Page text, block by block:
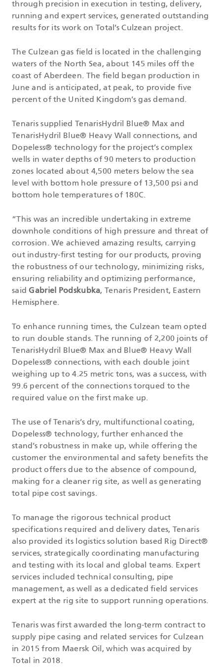
through precision in execution in testing, delivery,
running and expert services, generated outstanding
results for its work on Total’s Culzean project.
The Culzean gas field is located in the challenging
waters of the North Sea, about 145 miles off the
coast of Aberdeen. The field began production in
June and is anticipated, at peak, to provide five
percent of the United Kingdom’s gas demand.
Tenaris supplied TenarisHydril Blue® Max and
TenarisHydril Blue® Heavy Wall connections, and
Dopeless® technology for the project’s complex
wells in water depths of 90 meters to production
zones located about 4,500 meters below the sea
level with bottom hole pressure of 13,500 psi and
bottom hole temperatures of 180C.
“This was an incredible undertaking in extreme
downhole conditions of high pressure and threat of
corrosion. We achieved amazing results, carrying
out industry-first testing for our products, proving
the robustness of our technology, minimizing risks,
ensuring reliability and optimizing performance,
said Gabriel Podskubka, Tenaris President, Eastern
Hemisphere.
To enhance running times, the Culzean team opted
to run double stands. The running of 2,200 joints of
TenarisHydril Blue® Max and Blue® Heavy Wall
Dopeless® connections, with each double joint
weighing up to 4.25 metric tons, was a success, with
99.6 percent of the connections torqued to the
required value on the first make up.
The use of Tenaris’s dry, multifunctional coating,
Dopeless® technology, further enhanced the
stand’s robustness in make up, while offering the
customer the environmental and safety benefits the
product offers due to the absence of compound,
making for a cleaner rig site, as well as generating
total pipe cost savings.
To manage the rigorous technical product
specifications required and delivery dates, Tenaris
also provided its logistics solution based Rig Direct®
services, strategically coordinating manufacturing
and testing with its local and global teams. Expert
services included technical consulting, pipe
management, as well as a dedicated field services
expert at the rig site to support running operations.
Tenaris was first awarded the long-term contract to
supply pipe casing and related services for Culzean
in 2015 from Maersk Oil, which was acquired by
Total in 2018.